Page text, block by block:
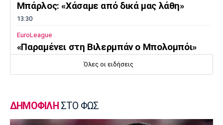
Μπάρλος: «Χάσαμε από δικά μας λάθη»
13:30
EuroLeague
«Παραμένει στη Βιλερμπάν ο Μπολομπόι»
Τένις
τουρνουά του Τορόντο
Όλες οι ειδήσεις
ΔΗΜΟΦΙΛΗ ΣΤΟ ΦΩΣ